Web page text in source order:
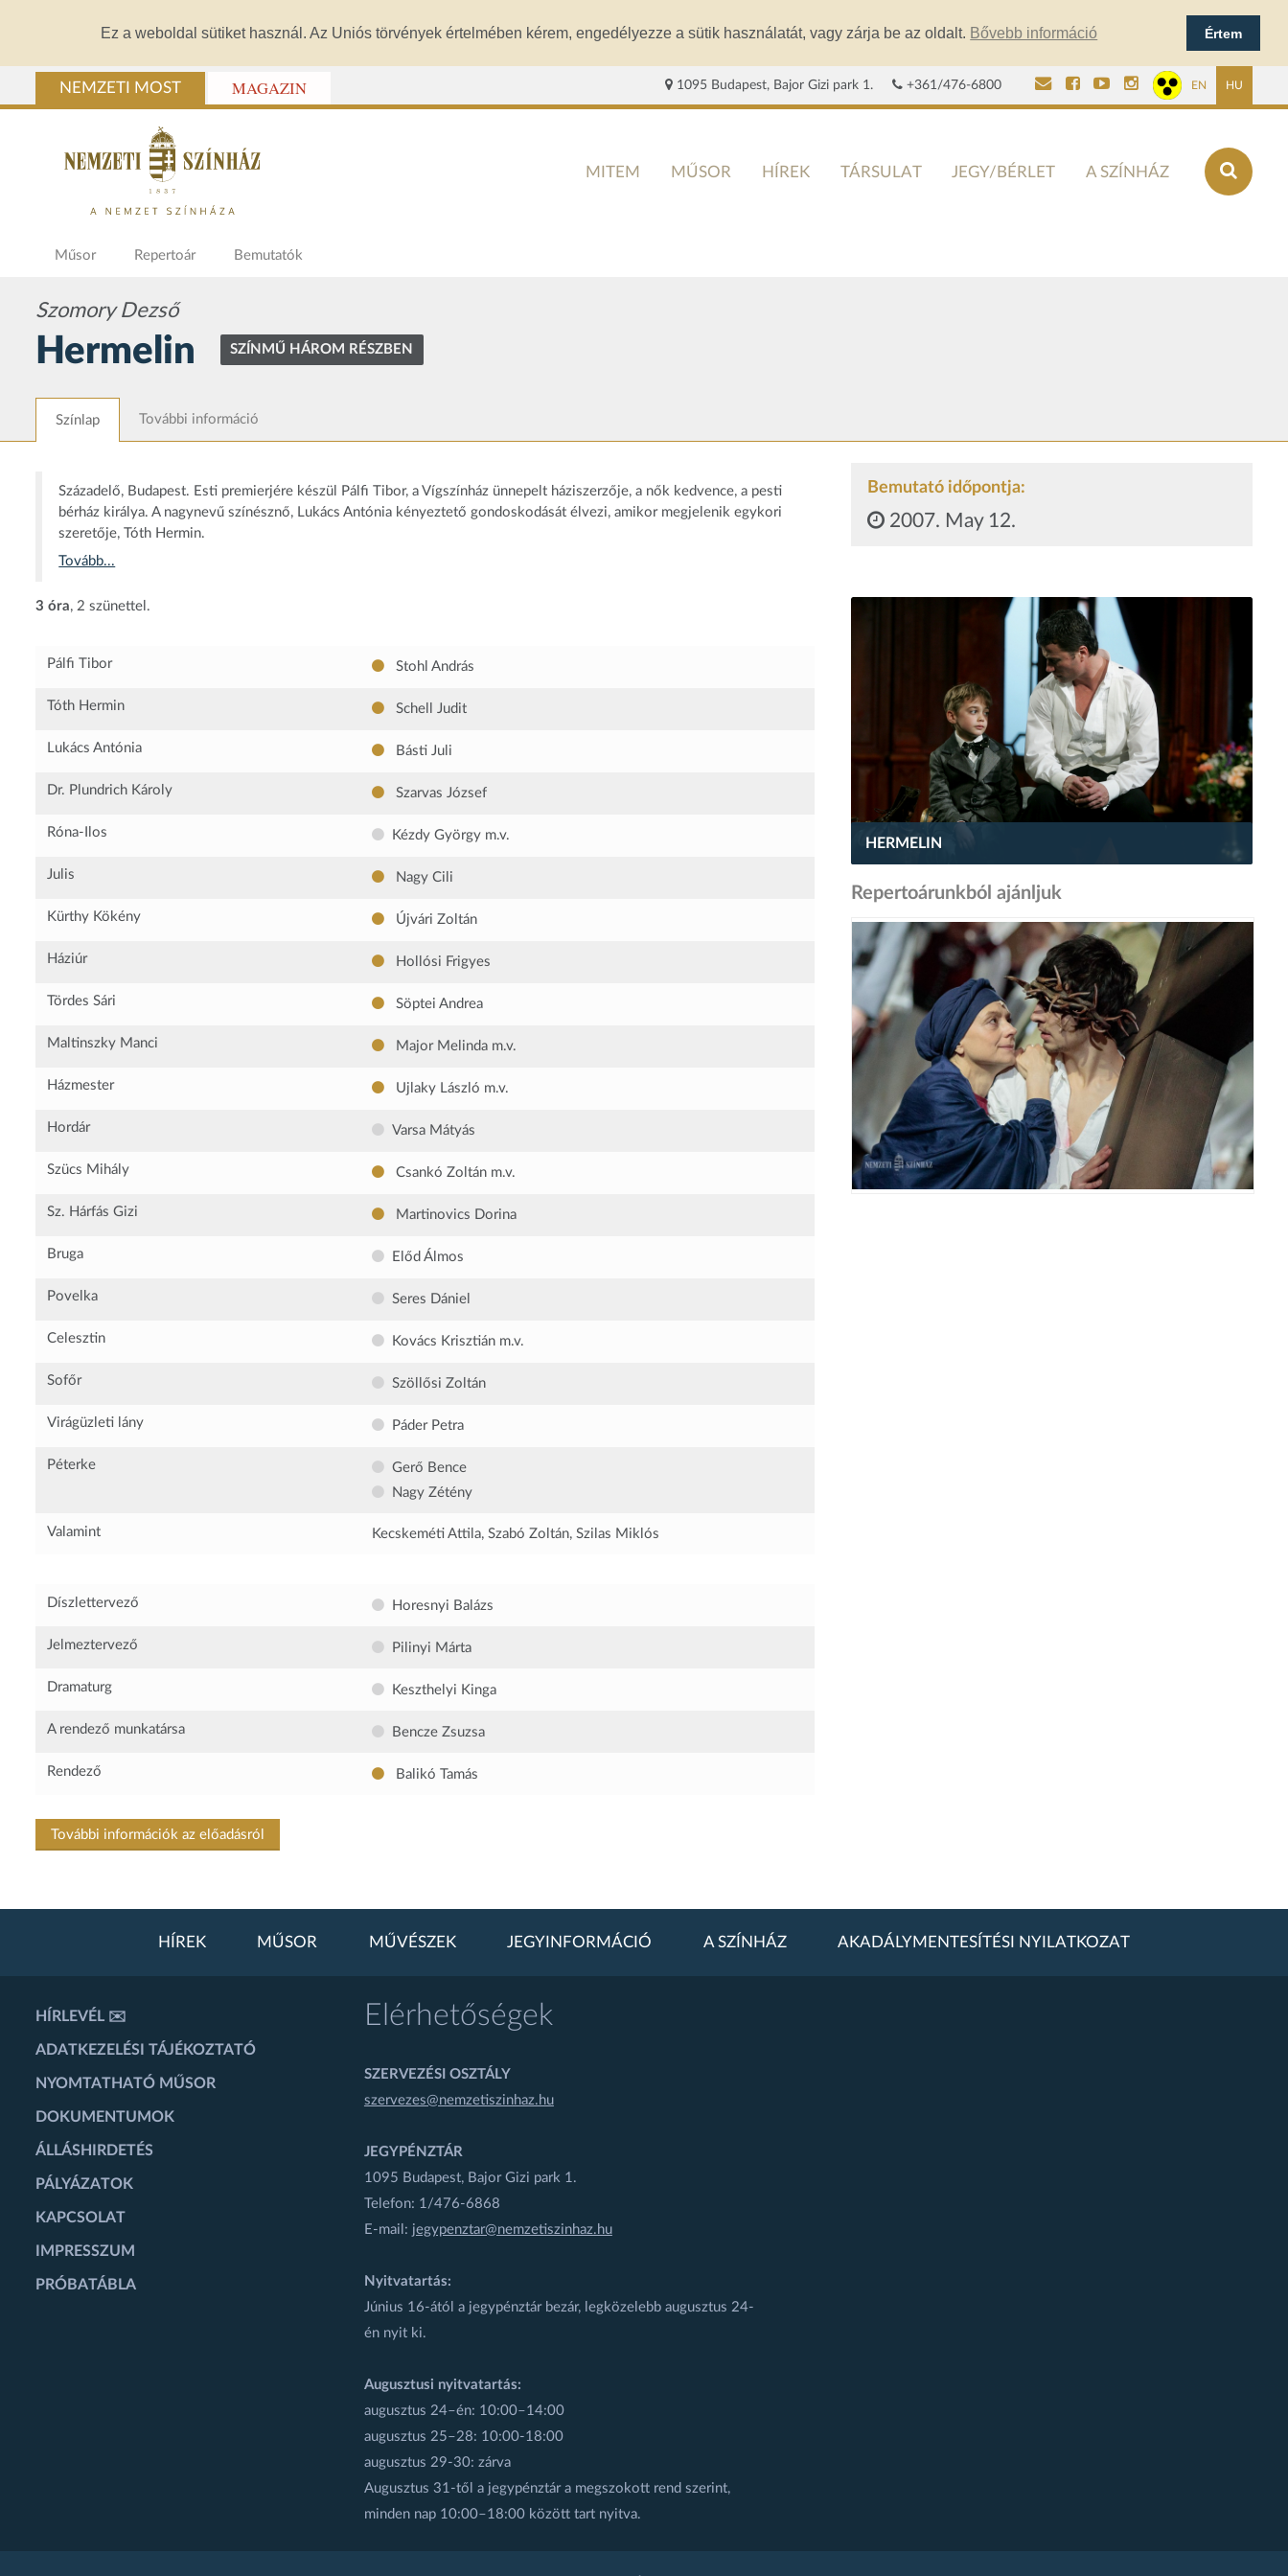
Ez a weboldal sütiket használ. Az Uniós törvények értelmében kérem, engedélyezze a sütik használatát, vagy zárja be az oldalt. Bővebb információ Értem
NEMZETI MOST MAGAZIN 1095 Budapest, Bajor Gizi park 1. +361/476-6800 EN HU
MITEM MŰSOR HÍREK TÁRSULAT JEGY/BÉRLET A SZÍNHÁZ
Műsor Repertoár Bemutatók
Szomory Dezső
Hermelin SZÍNMŰ HÁROM RÉSZBEN
Színlap További információ
Századelő, Budapest. Esti premierjére készül Pálfi Tibor, a Vígszínház ünnepelt háziszerzője, a nők kedvence, a pesti
bérház királya. A nagynevű színésznő, Lukács Antónia kényeztető gondoskodását élvezi, amikor megjelenik egykori
szeretője, Tóth Hermin.
Tovább...
3 óra, 2 szünettel.
Pálfi Tibor Stohl András
Tóth Hermin Schell Judit
Lukács Antónia Básti Juli
Dr. Plundrich Károly Szarvas József
Róna-Ilos Kézdy György m.v.
Julis Nagy Cili
Kürthy Kökény Újvári Zoltán
Háziúr Hollósi Frigyes
Tördes Sári Söptei Andrea
Maltinszky Manci Major Melinda m.v.
Házmester Ujlaky László m.v.
Hordár Varsa Mátyás
Szücs Mihály Csankó Zoltán m.v.
Sz. Hárfás Gizi Martinovics Dorina
Bruga Előd Álmos
Povelka Seres Dániel
Celesztin Kovács Krisztián m.v.
Sofőr Szöllősi Zoltán
Virágüzleti lány Páder Petra
Péterke
Gerő Bence
Nagy Zétény
Valamint Kecskeméti Attila, Szabó Zoltán, Szilas Miklós
Díszlettervező Horesnyi Balázs
Jelmeztervező Pilinyi Márta
Dramaturg Keszthelyi Kinga
A rendező munkatársa Bencze Zsuzsa
Rendező Balikó Tamás
További információk az előadásról
Bemutató időpontja:
2007. May 12.
HERMELIN
Repertoárunkból ajánljuk
HÍREK MŰSOR MŰVÉSZEK JEGYINFORMÁCIÓ A SZÍNHÁZ AKADÁLYMENTESÍTÉSI NYILATKOZAT
HÍRLEVÉL ✉️
ADATKEZELÉSI TÁJÉKOZTATÓ
NYOMTATHATÓ MŰSOR
DOKUMENTUMOK
ÁLLÁSHIRDETÉS
PÁLYÁZATOK
KAPCSOLAT
IMPRESSZUM
PRÓBATÁBLA
Elérhetőségek
SZERVEZÉSI OSZTÁLY
szervezes@nemzetiszinhaz.hu
JEGYPÉNZTÁR
1095 Budapest, Bajor Gizi park 1.
Telefon: 1/476-6868
E-mail: jegypenztar@nemzetiszinhaz.hu
Nyitvatartás:
Június 16-ától a jegypénztár bezár, legközelebb augusztus 24-
én nyit ki.
Augusztusi nyitvatartás:
augusztus 24–én: 10:00–14:00
augusztus 25–28: 10:00-18:00
augusztus 29-30: zárva
Augusztus 31-től a jegypénztár a megszokott rend szerint,
minden nap 10:00–18:00 között tart nyitva.